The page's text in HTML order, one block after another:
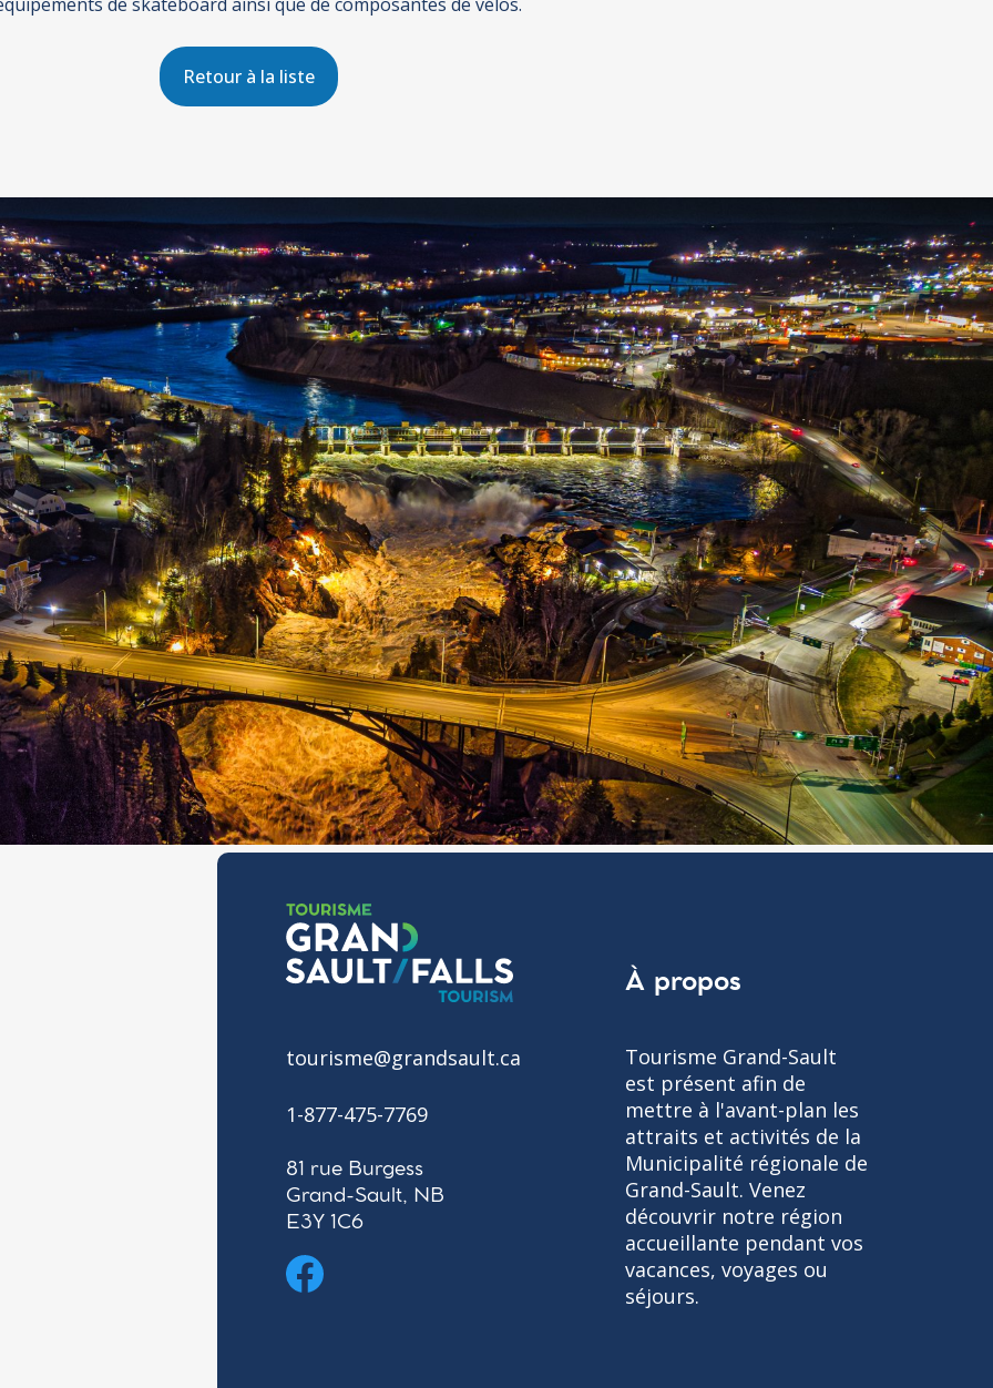
Retour à la liste
tourisme@grandsault.ca
1-877-475-7769
81 rue Burgess
Grand-Sault, NB
E3Y 1C6
À propos
Tourisme Grand-Sault
est présent afin de
mettre à l'avant-plan les
attraits et activités de la
Municipalité régionale de
Grand-Sault. Venez
découvrir notre région
accueillante pendant vos
vacances, voyages ou
séjours.